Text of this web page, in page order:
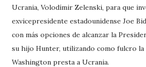
Ucrania, Volodímir Zelenski, para que
exvicepresidente estadounidense Joe
con más opciones de alcanzar la
su hijo Hunter, utilizando como fulcro la
Washington presta a Ucrania.